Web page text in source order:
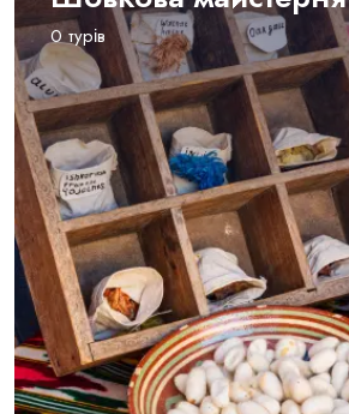
0 турів